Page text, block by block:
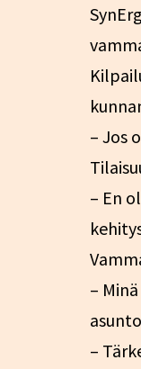
– Jos
– En
–
–